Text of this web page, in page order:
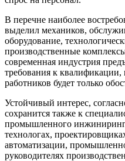
В перечне наиболее
выделил механиков,
оборудование,
производственные
современная индустрия
требования к квалификации,
работников будет только
Устойчивый интерес,
сохранится также к
промышленного
технологах,
автоматизации,
руководителях